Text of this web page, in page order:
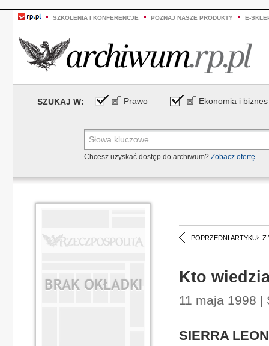
SZKOLENIA I KONFERENCJE POZNAJ NASZE PRODUKTY E-
SZUKAJ W: Prawo Ekonomia i biznes
Chcesz uzyskać dostęp do archiwum? Zobacz ofertę
POPRZEDNI ARTYKUŁ Z
Kto
11 maja 1998 |
SIERRA